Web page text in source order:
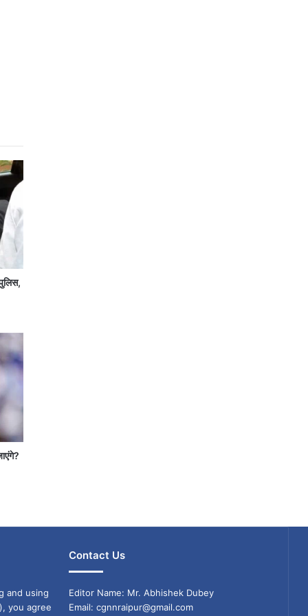
and using
you agree
Contact Us
Editor Name: Mr. Abhishek Dubey
Email: cgnnraipur@gmail.com